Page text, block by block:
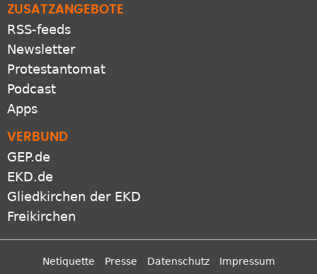
ZUSATZANGEBOTE
RSS-feeds
Newsletter
Protestantomat
Podcast
Apps
VERBUND
GEP.de
EKD.de
Gliedkirchen der EKD
Freikirchen
Netiquette Presse Datenschutz Impressum